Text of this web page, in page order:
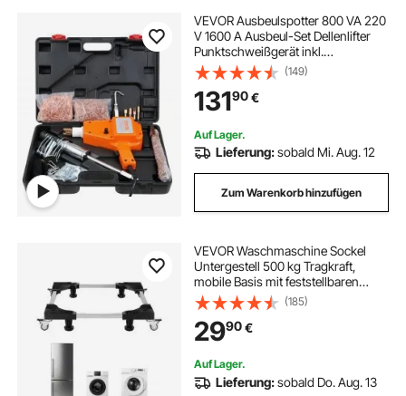
VEVOR Ausbeulspotter 800 VA 220
V 1600 A Ausbeul-Set Dellenlifter
Punktschweißgerät inkl.
verschiedener Elektroden
Ausbeulwerkzeug zur
professionellen Reparatur von Kfz
Karosserien
(149)
13190€
Auf Lager.
Lieferung:sobald Mi. Aug. 12
Zum Warenkorb hinzufügen
VEVOR Waschmaschine Sockel
Untergestell 500 kg Tragkraft,
mobile Basis mit feststellbaren
Zwillingsrädern & 4 Bremsen,
69,85-89,9 cm verstellbarer
Möbelwagen für Waschmaschine,
Kühlschrank & Trockner
(185)
2990€
Auf Lager.
Lieferung:sobald Do. Aug. 13